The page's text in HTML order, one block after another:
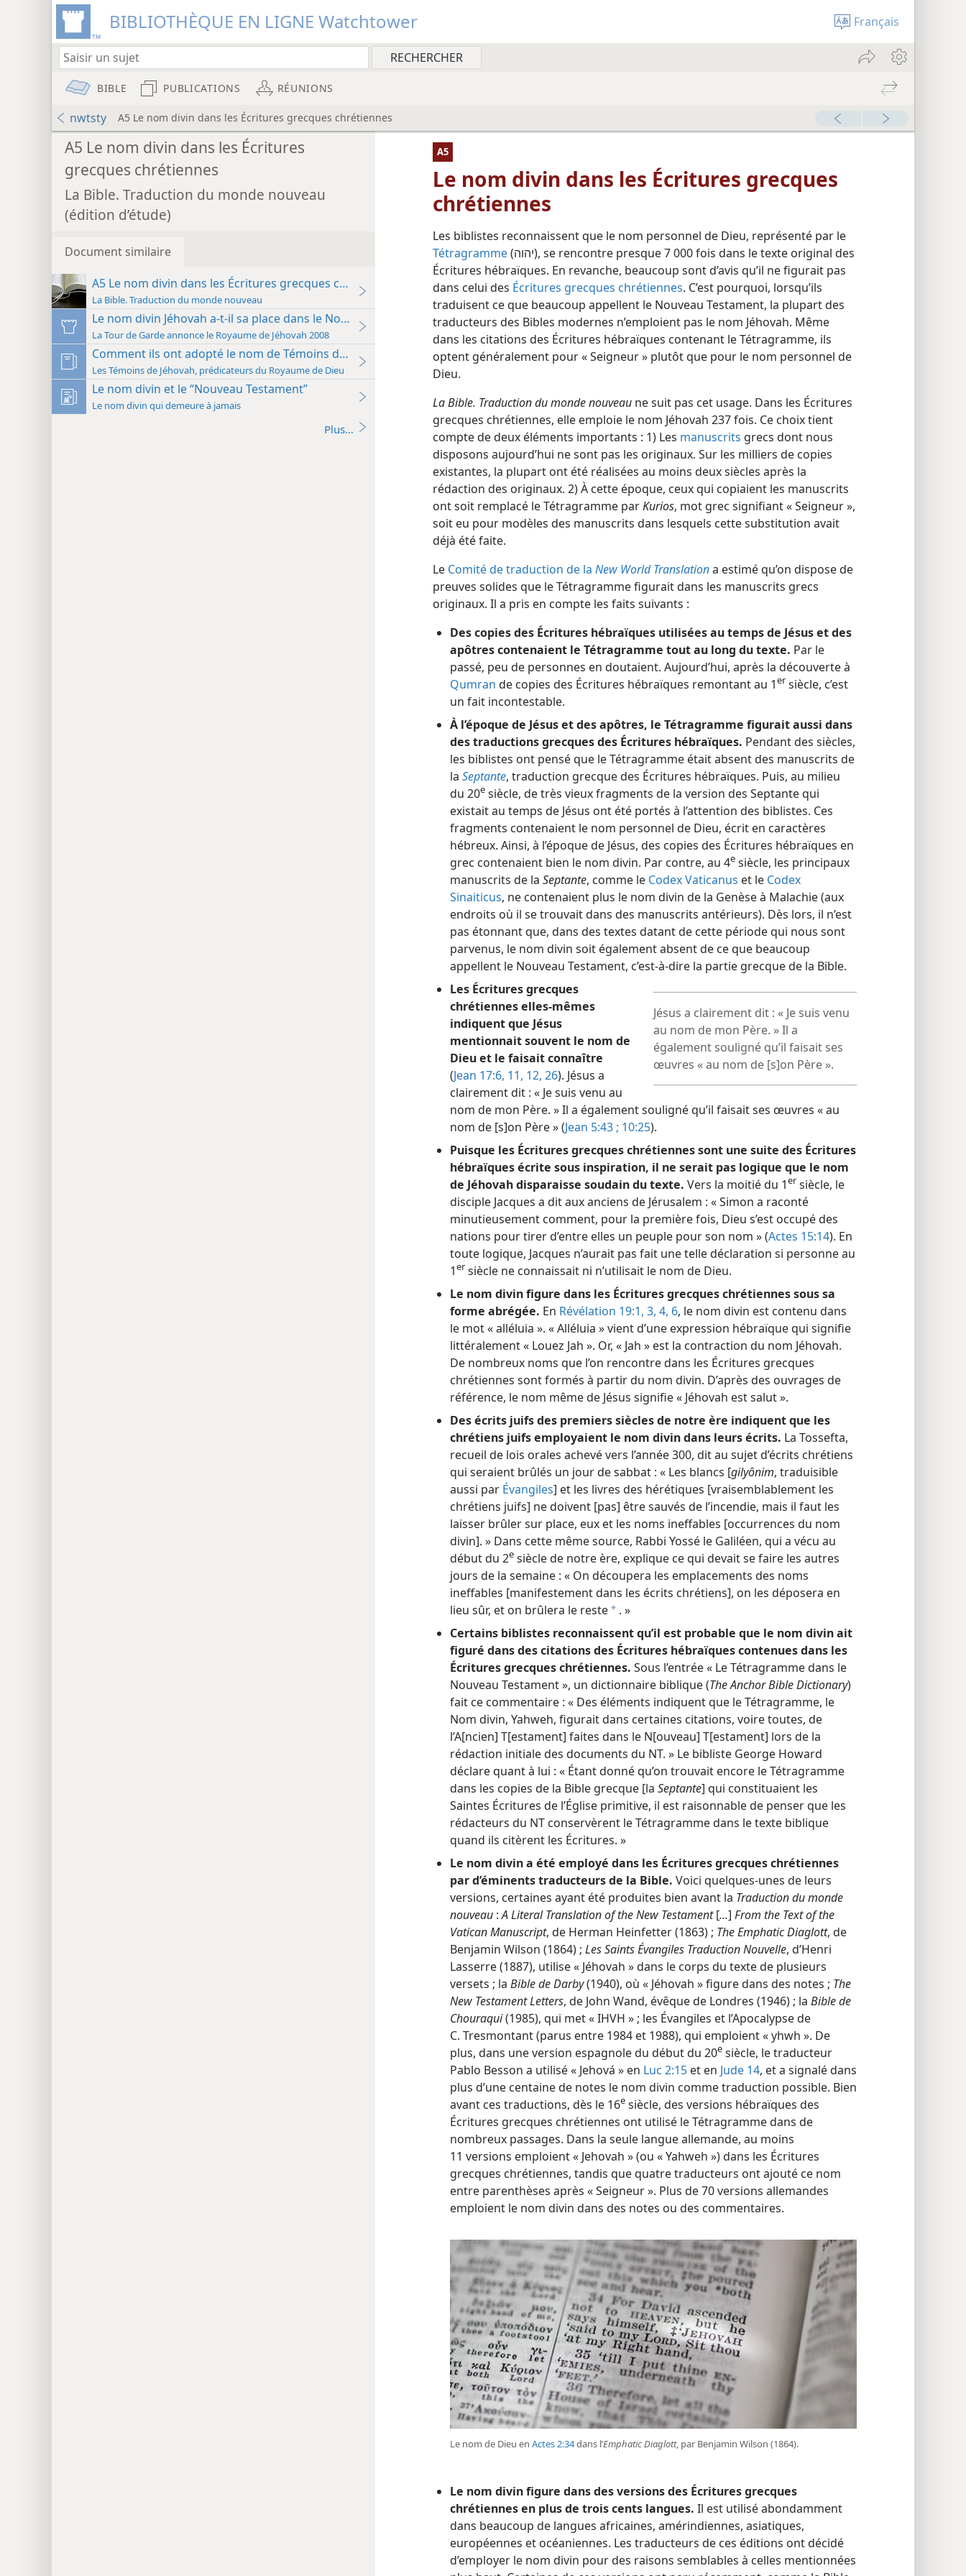
BIBLIOTHÈQUE EN LIGNE Watchtower Français
BIBLE PUBLICATIONS RÉUNIONS
nwtsty A5 Le nom divin dans les Écritures grecques chrétiennes
A5 Le nom divin dans les Écritures
grecques chrétiennes
La Bible. Traduction du monde nouveau
(édition d’étude)
Document similaire
A5 Le nom divin dans les Écritures grecques chrétiennes
La Bible. Traduction du monde nouveau
Le nom divin Jéhovah a-t-il sa place dans le Nouveau Testament ?
La Tour de Garde annonce le Royaume de Jéhovah 2008
Comment ils ont adopté le nom de Témoins de Jéhovah
Les Témoins de Jéhovah, prédicateurs du Royaume de Dieu
Le nom divin et le “Nouveau Testament”
Le nom divin qui demeure à jamais
Plus…
A5
Le nom divin dans les Écritures grecques
chrétiennes
Les biblistes reconnaissent que le nom personnel de Dieu, représenté par le
Tétragramme(יהוה), se rencontre presque 7 000 fois dans le texte original des
Écritures hébraïques. En revanche, beaucoup sont d’avis qu’il ne figurait pas
dans celui des Écritures grecques chrétiennes. C’est pourquoi, lorsqu’ils
traduisent ce que beaucoup appellent le Nouveau Testament, la plupart des
traducteurs des Bibles modernes n’emploient pas le nom Jéhovah. Même
dans les citations des Écritures hébraïques contenant le Tétragramme, ils
optent généralement pour « Seigneur » plutôt que pour le nom personnel de
Dieu.
La Bible. Traduction du monde nouveau ne suit pas cet usage. Dans les Écritures
grecques chrétiennes, elle emploie le nom Jéhovah 237 fois. Ce choix tient
compte de deux éléments importants : 1) Les manuscrits grecs dont nous
disposons aujourd’hui ne sont pas les originaux. Sur les milliers de copies
existantes, la plupart ont été réalisées au moins deux siècles après la
rédaction des originaux. 2) À cette époque, ceux qui copiaient les manuscrits
ont soit remplacé le Tétragramme parKurios, mot grec signifiant « Seigneur »,
soit eu pour modèles des manuscrits dans lesquels cette substitution avait
déjà été faite.
Le Comité de traduction de la New World Translationa estimé qu’on dispose de
preuves solides que le Tétragramme figurait dans les manuscrits grecs
originaux. Il a pris en compte les faits suivants :
Des copies des Écritures hébraïques utilisées au temps de Jésus et des
apôtres contenaient le Tétragramme tout au long du texte. Par le
passé, peu de personnes en doutaient. Aujourd’hui, après la découverte à
Qumran de copies des Écritures hébraïques remontant au 1er siècle, c’est
un fait incontestable.
À l’époque de Jésus et des apôtres, le Tétragramme figurait aussi dans
des traductions grecques des Écritures hébraïques. Pendant des siècles,
les biblistes ont pensé que le Tétragramme était absent des manuscrits de
la Septante, traduction grecque des Écritures hébraïques. Puis, au milieu
du 20e siècle, de très vieux fragments de la version des Septante qui
existait au temps de Jésus ont été portés à l’attention des biblistes. Ces
fragments contenaient le nom personnel de Dieu, écrit en caractères
hébreux. Ainsi, à l’époque de Jésus, des copies des Écritures hébraïques en
grec contenaient bien le nom divin. Par contre, au 4e siècle, les principaux
manuscrits de la Septante, comme le Codex Vaticanus et le Codex
Sinaiticus, ne contenaient plus le nom divin de la Genèse à Malachie (aux
endroits où il se trouvait dans des manuscrits antérieurs). Dès lors, il n’est
pas étonnant que, dans des textes datant de cette période qui nous sont
parvenus, le nom divin soit également absent de ce que beaucoup
appellent le Nouveau Testament, c’est-à-dire la partie grecque de la Bible.
Jésus a clairement dit : « Je suis venu
au nom de mon Père. » Il a
également souligné qu’il faisait ses
œuvres « au nom de [s]on Père ».
Les Écritures grecques
chrétiennes elles-mêmes
indiquent que Jésus
mentionnait souvent le nom de
Dieu et le faisait connaître
(Jean 17:6, 11, 12, 26). Jésus a
clairement dit : « Je suis venu au
nom de mon Père. » Il a également souligné qu’il faisait ses œuvres « au
nom de [s]on Père » (Jean 5:43 ; 10:25).
Puisque les Écritures grecques chrétiennes sont une suite des Écritures
hébraïques écrite sous inspiration, il ne serait pas logique que le nom
de Jéhovah disparaisse soudain du texte. Vers la moitié du 1er siècle, le
disciple Jacques a dit aux anciens de Jérusalem : « Simon a raconté
minutieusement comment, pour la première fois, Dieu s’est occupé des
nations pour tirer d’entre elles un peuple pour son nom » (Actes 15:14). En
toute logique, Jacques n’aurait pas fait une telle déclaration si personne au
1er siècle ne connaissait ni n’utilisait le nom de Dieu.
Le nom divin figure dans les Écritures grecques chrétiennes sous sa
forme abrégée. En Révélation 19:1, 3, 4, 6, le nom divin est contenu dans
le mot « alléluia ». « Alléluia » vient d’une expression hébraïque qui signifie
littéralement « Louez Jah ». Or, « Jah » est la contraction du nom Jéhovah.
De nombreux noms que l’on rencontre dans les Écritures grecques
chrétiennes sont formés à partir du nom divin. D’après des ouvrages de
référence, le nom même de Jésus signifie « Jéhovah est salut ».
Des écrits juifs des premiers siècles de notre ère indiquent que les
chrétiens juifs employaient le nom divin dans leurs écrits. La Tossefta,
recueil de lois orales achevé vers l’année 300, dit au sujet d’écrits chrétiens
qui seraient brûlés un jour de sabbat : « Les blancs [gilyônim, traduisible
aussi par Évangiles] et les livres des hérétiques [vraisemblablement les
chrétiens juifs] ne doivent [pas] être sauvés de l’incendie, mais il faut les
laisser brûler sur place, eux et les noms ineffables [occurrences du nom
divin]. » Dans cette même source, Rabbi Yossé le Galiléen, qui a vécu au
début du 2e siècle de notre ère, explique ce qui devait se faire les autres
jours de la semaine : « On découpera les emplacements des noms
ineffables [manifestement dans les écrits chrétiens], on les déposera en
lieu sûr, et on brûlera le reste a . »
Certains biblistes reconnaissent qu’il est probable que le nom divin ait
figuré dans des citations des Écritures hébraïques contenues dans les
Écritures grecques chrétiennes. Sous l’entrée « Le Tétragramme dans le
Nouveau Testament », un dictionnaire biblique (The Anchor Bible Dictionary)
fait ce commentaire : « Des éléments indiquent que le Tétragramme, le
Nom divin, Yahweh, figurait dans certaines citations, voire toutes, de
l’A[ncien] T[estament] faites dans le N[ouveau] T[estament] lors de la
rédaction initiale des documents du NT. » Le bibliste George Howard
déclare quant à lui : « Étant donné qu’on trouvait encore le Tétragramme
dans les copies de la Bible grecque [la Septante] qui constituaient les
Saintes Écritures de l’Église primitive, il est raisonnable de penser que les
rédacteurs du NT conservèrent le Tétragramme dans le texte biblique
quand ils citèrent les Écritures. »
Le nom divin a été employé dans les Écritures grecques chrétiennes
par d’éminents traducteurs de la Bible. Voici quelques-unes de leurs
versions, certaines ayant été produites bien avant la Traduction du monde
nouveau :A Literal Translation of the New Testament[...] From the Text of the
Vatican Manuscript, de Herman Heinfetter (1863) ; The Emphatic Diaglott, de
Benjamin Wilson (1864) ; Les Saints Évangiles Traduction Nouvelle, d’Henri
Lasserre (1887), utilise « Jéhovah » dans le corps du texte de plusieurs
versets ; la Bible de Darby(1940), où « Jéhovah » figure dans des notes ; The
New Testament Letters, de John Wand, évêque de Londres (1946) ; la Bible de
Chouraqui(1985), qui met « IHVH » ; les Évangiles et l’Apocalypse de
C. Tresmontant (parus entre 1984 et 1988), qui emploient « yhwh ». De
plus, dans une version espagnole du début du 20e siècle, le traducteur
Pablo Besson a utilisé « Jehová » en Luc 2:15 et en Jude 14, et a signalé dans
plus d’une centaine de notes le nom divin comme traduction possible. Bien
avant ces traductions, dès le 16e siècle, des versions hébraïques des
Écritures grecques chrétiennes ont utilisé le Tétragramme dans de
nombreux passages. Dans la seule langue allemande, au moins
11 versions emploient « Jehovah » (ou « Yahweh ») dans les Écritures
grecques chrétiennes, tandis que quatre traducteurs ont ajouté ce nom
entre parenthèses après « Seigneur ». Plus de 70 versions allemandes
emploient le nom divin dans des notes ou des commentaires.
Le nom de Dieu en Actes 2:34dans l’Emphatic Diaglott, par Benjamin Wilson (1864).
Le nom divin figure dans des versions des Écritures grecques
chrétiennes en plus de trois cents langues. Il est utilisé abondamment
dans beaucoup de langues africaines, amérindiennes, asiatiques,
européennes et océaniennes. Les traducteurs de ces éditions ont décidé
d’employer le nom divin pour des raisons semblables à celles mentionnées